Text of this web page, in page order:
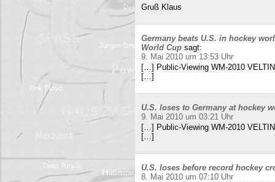
Gruß Klaus
Germany beats U.S. in hockey
World Cup sagt:
9. Mai 2010 um 13:53 Uhr
[…] Public-Viewing WM-2010
[…]
U.S. loses to Germany at hockey
9. Mai 2010 um 03:21 Uhr
[…] Public-Viewing WM-2010
[…]
U.S. loses before record hockey
8. Mai 2010 um 07:10 Uhr